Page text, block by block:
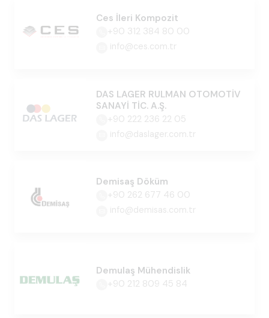
Ces İleri Kompozit
+90 312 384 80 00
info@ces.com.tr
DAS LAGER RULMAN OTOMOTİV
SANAYİ TİC. A.Ş.
+90 222 236 22 05
info@daslager.com.tr
Demisaş Döküm
+90 262 677 46 00
info@demisas.com.tr
Demulaş Mühendislik
+90 212 809 45 84